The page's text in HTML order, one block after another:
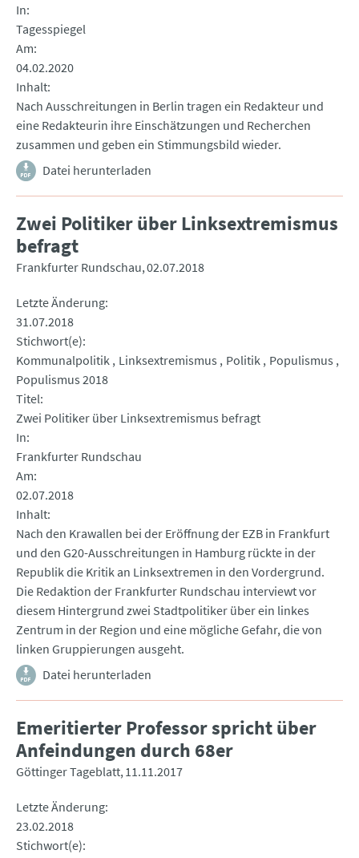
In
Tagesspiegel
Am
04.02.2020
Inhalt
Nach Ausschreitungen in Berlin tragen ein Redakteur und
eine Redakteurin ihre Einschätzungen und Recherchen
zusammen und geben ein Stimmungsbild wieder.
Datei herunterladen
Zwei Politiker über Linksextremismus
befragt
Frankfurter Rundschau 02.07.2018
Letzte Änderung
31.07.2018
Stichwort(e)
Kommunalpolitik Linksextremismus Politik Populismus
Populismus 2018
Titel
Zwei Politiker über Linksextremismus befragt
In
Frankfurter Rundschau
Am
02.07.2018
Inhalt
Nach den Krawallen bei der Eröffnung der EZB in Frankfurt
und den G20-Ausschreitungen in Hamburg rückte in der
Republik die Kritik an Linksextremen in den Vordergrund.
Die Redaktion der Frankfurter Rundschau interviewt vor
diesem Hintergrund zwei Stadtpolitiker über ein linkes
Zentrum in der Region und eine mögliche Gefahr, die von
linken Gruppierungen ausgeht.
Datei herunterladen
Emeritierter Professor spricht über
Anfeindungen durch 68er
Göttinger Tageblatt 11.11.2017
Letzte Änderung
23.02.2018
Stichwort(e)